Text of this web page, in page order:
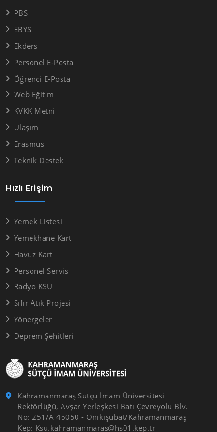
Kahramanmaraş Sütçü İmam Üniversitesi
Rektörlüğü, Avşar Yerleşkesi Batı Çevreyolu Blv.
No: 251/A 46050 - Onikişubat/Kahramanmaraş
Kep: Ksu.kahramanmaras@hs01.kep.tr
Hızlı Erişim
Yemek Listesi
Yemekhane Kart
Havuz Kart
Personel Servis
Radyo KSÜ
Sıfır Atık Projesi
Yönergeler
Deprem Şehitleri
PBS
EBYS
Ekders
Personel E-Posta
Öğrenci E-Posta
Web Eğitim
KVKK Metni
Ulaşım
Erasmus
Teknik Destek